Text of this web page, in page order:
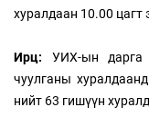
хуралдаан 10.00 цагт
Ирц: УИХ-ын дарга
чуулганы
нийт 63 гишүүн